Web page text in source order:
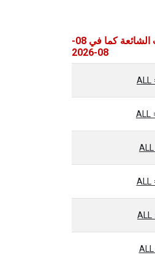
البانيان ليك السعر مقابل العملات الشائعة كما في 08-
08-2026